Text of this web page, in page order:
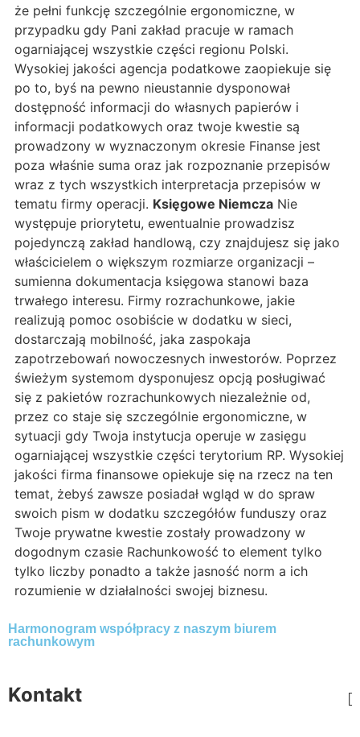
że pełni funkcję szczególnie ergonomiczne, w
przypadku gdy Pani zakład pracuje w ramach
ogarniającej wszystkie części regionu Polski.
Wysokiej jakości agencja podatkowe zaopiekuje się
po to, byś na pewno nieustannie dysponował
dostępność informacji do własnych papierów i
informacji podatkowych oraz twoje kwestie są
prowadzony w wyznaczonym okresie Finanse jest
poza właśnie suma oraz jak rozpoznanie przepisów
wraz z tych wszystkich interpretacja przepisów w
tematu firmy operacji. Księgowe Niemcza Nie
występuje priorytetu, ewentualnie prowadzisz
pojedynczą zakład handlową, czy znajdujesz się jako
właścicielem o większym rozmiarze organizacji –
sumienna dokumentacja księgowa stanowi baza
trwałego interesu. Firmy rozrachunkowe, jakie
realizują pomoc osobiście w dodatku w sieci,
dostarczają mobilność, jaka zaspokaja
zapotrzebowań nowoczesnych inwestorów. Poprzez
świeżym systemom dysponujesz opcją posługiwać
się z pakietów rozrachunkowych niezależnie od,
przez co staje się szczególnie ergonomiczne, w
sytuacji gdy Twoja instytucja operuje w zasięgu
ogarniającej wszystkie części terytorium RP. Wysokiej
jakości firma finansowe opiekuje się na rzecz na ten
temat, żebyś zawsze posiadał wgląd w do spraw
swoich pism w dodatku szczegółów funduszy oraz
Twoje prywatne kwestie zostały prowadzony w
dogodnym czasie Rachunkowość to element tylko
tylko liczby ponadto a także jasność norm a ich
rozumienie w działalności swojej biznesu.
Harmonogram współpracy z naszym biurem
rachunkowym
Kontakt